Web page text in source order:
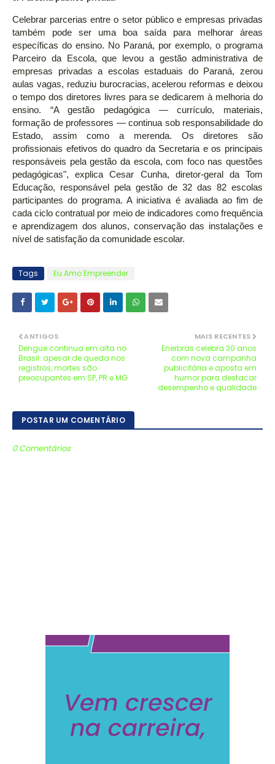
Celebrar parcerias entre o setor público e empresas privadas
também pode ser uma boa saída para melhorar áreas
específicas do ensino. No Paraná, por exemplo, o programa
Parceiro da Escola, que levou a gestão administrativa de
empresas privadas a escolas estaduais do Paraná, zerou
aulas vagas, reduziu burocracias, acelerou reformas e deixou
o tempo dos diretores livres para se dedicarem à melhoria do
ensino. “A gestão pedagógica — currículo, materiais,
formação de professores — continua sob responsabilidade do
Estado, assim como a merenda. Os diretores são
profissionais efetivos do quadro da Secretaria e os principais
responsáveis pela gestão da escola, com foco nas questões
pedagógicas", explica Cesar Cunha, diretor-geral da Tom
Educação, responsável pela gestão de 32 das 82 escolas
participantes do programa. A iniciativa é avaliada ao fim de
cada ciclo contratual por meio de indicadores como frequência
e aprendizagem dos alunos, conservação das instalações e
nível de satisfação da comunidade escolar.
Tags Eu Amo Empreender
MAIS RECENTES
Enerbras celebra 30 anos
com nova campanha
publicitária e aposta em
humor para destacar
desempenho e qualidade
ANTIGOS
Dengue continua em alta no
Brasil: apesar de queda nos
registros, mortes são
preocupantes em SP, PR e MG
POSTAR UM COMENTÁRIO
0 Comentários